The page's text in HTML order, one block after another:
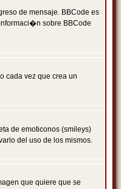
de mensaje. BBCode es
sobre BBCode
cada vez que crea un
de emoticonos (smileys)
del uso de los mismos.
que quiere que se